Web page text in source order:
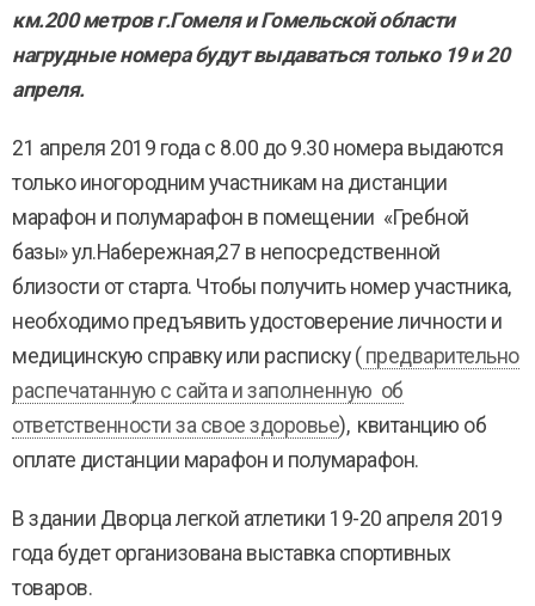
км.200 метров г.Гомеля и Гомельской области
нагрудные номера будут выдаваться только 19 и 20
апреля.
21 апреля 2019 года с 8.00 до 9.30 номера выдаются
только иногородним участникам на дистанции
марафон и полумарафон в помещении «Гребной
базы» ул.Набережная,27 в непосредственной
близости от старта. Чтобы получить номер участника,
необходимо предъявить удостоверение личности и
медицинскую справку или расписку ( предварительно
распечатанную с сайта и заполненную об
ответственности за свое здоровье), квитанцию об
оплате дистанции марафон и полумарафон.
В здании Дворца легкой атлетики 19-20 апреля 2019
года будет организована выставка спортивных
товаров.